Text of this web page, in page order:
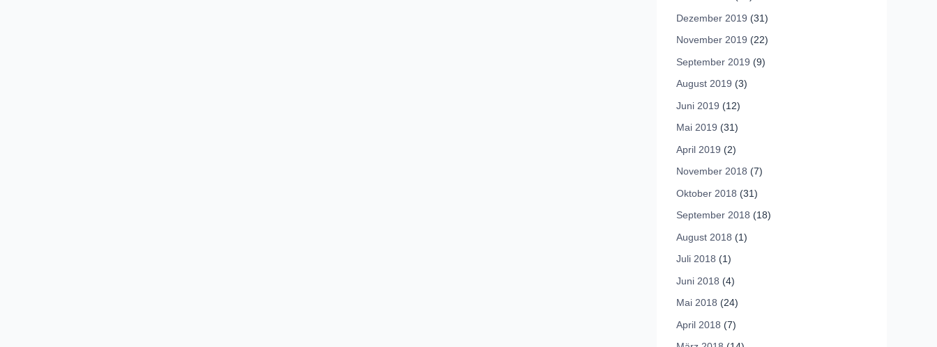
Dezember 2019 (31)
November 2019 (22)
September 2019 (9)
August 2019 (3)
Juni 2019 (12)
Mai 2019 (31)
April 2019 (2)
November 2018 (7)
Oktober 2018 (31)
September 2018 (18)
August 2018 (1)
Juli 2018 (1)
Juni 2018 (4)
Mai 2018 (24)
April 2018 (7)